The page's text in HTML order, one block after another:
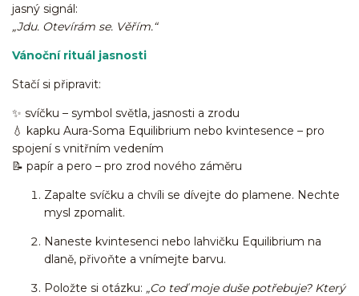
jasný signál:
„Jdu. Otevírám se. Věřím.“
Vánoční rituál jasnosti
Stačí si připravit:
✨ svíčku – symbol světla, jasnosti a zrodu
💧 kapku Aura-Soma Equilibrium nebo kvintesence – pro
spojení s vnitřním vedením
📝 papír a pero – pro zrod nového záměru
Zapalte svíčku a chvíli se dívejte do plamene. Nechte
mysl zpomalit.
Naneste kvintesenci nebo lahvičku Equilibrium na
dlaně, přivoňte a vnímejte barvu.
Položte si otázku: „Co teď moje duše potřebuje? Který